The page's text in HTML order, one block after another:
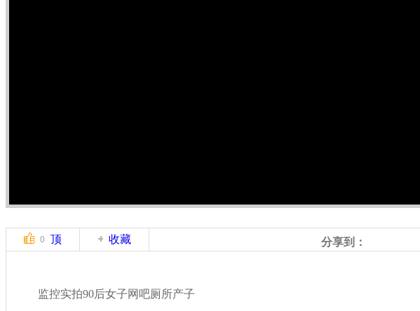
0 顶 收藏 分享到：
监控实拍90后女子网吧厕所产子